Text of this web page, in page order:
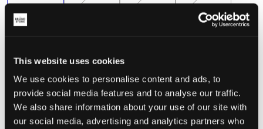
This website uses cookies
We use cookies to personalise content and ads, to
provide social media features and to analyse our traffic.
We also share information about your use of our site with
our social media, advertising and analytics partners who
Weinig
beschikbaar
De maat lijkt